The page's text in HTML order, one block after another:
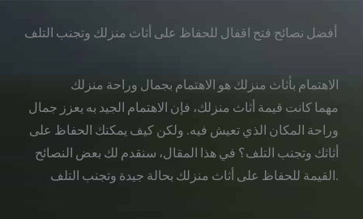
أفضل نصائح فتح اقفال للحفاظ على أثاث منزلك وتجنب التلف
الاهتمام بأثاث منزلك هو الاهتمام بجمال وراحة منزلك
مهما كانت قيمة أثاث منزلك، فإن الاهتمام الجيد به يعزز جمال
وراحة المكان الذي تعيش فيه. ولكن كيف يمكنك الحفاظ على
أثاثك وتجنب التلف؟ في هذا المقال، سنقدم لك بعض النصائح
القيمة للحفاظ على أثاث منزلك بحالة جيدة وتجنب التلف.